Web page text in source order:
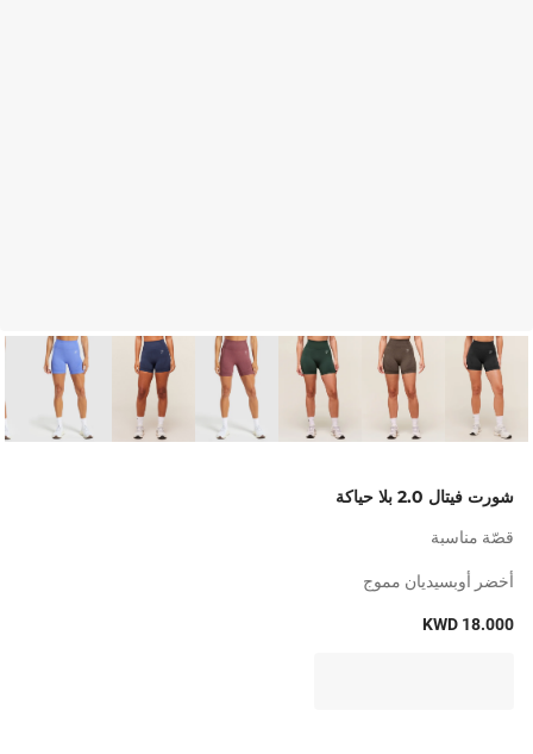
شورت فيتال 2.0 بلا حياكة
قصّة مناسبة
أخضر أوبسيديان مموج
KWD 18.000